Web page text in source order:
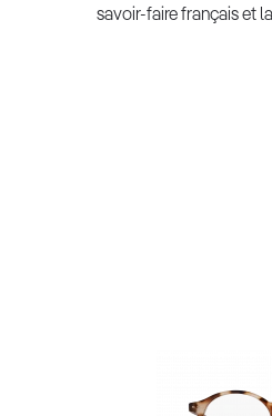
savoir-faire français et